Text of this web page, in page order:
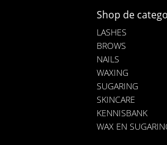
Shop de
LASHES
BROWS
NAILS
WAXING
SUGARING
SKINCARE
KENNISBANK
WAX EN